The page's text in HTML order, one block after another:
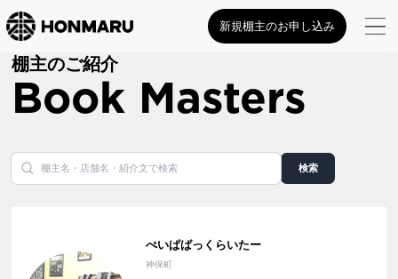
新規棚主のお申し込み
棚主のご紹介
Book Masters
検索
ぺいぱばっくらいたー
神保町